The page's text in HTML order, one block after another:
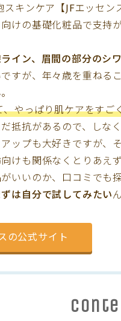
キンケア【JFエッセン
けの基礎化粧品で支持
イン、眉間の部分のシ
すが、年々歳を重ねる
やっぱり肌ケアをすご
抵抗があるので、しな
ップも大好きですが、
けも関係なくとりあえ
いいのか、口コミでも
は自分で試してみたい
の公式サイト